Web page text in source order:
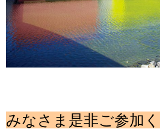
みなさま是非ご参加